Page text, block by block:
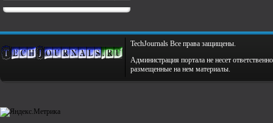
TechJournals Все права защищены.
Администрация портала не несет
размещенные на нем материалы.